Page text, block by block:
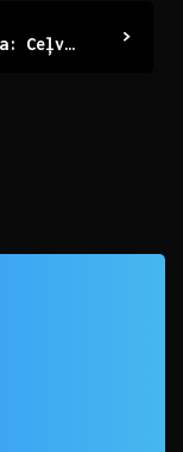
Sociālo Mediju Pārvaldība: Ceļvedis Digitālajā Pasulē